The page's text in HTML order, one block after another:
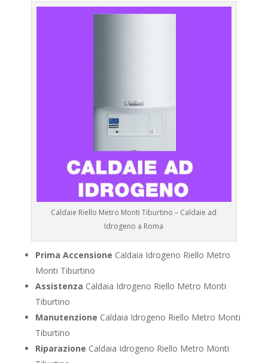
Caldaie Riello Metro Monti Tiburtino – Caldaie ad
Idrogeno a Roma
Prima Accensione Caldaia Idrogeno Riello Metro
Monti Tiburtino
Assistenza Caldaia Idrogeno Riello Metro Monti
Tiburtino
Manutenzione Caldaia Idrogeno Riello Metro Monti
Tiburtino
Riparazione Caldaia Idrogeno Riello Metro Monti